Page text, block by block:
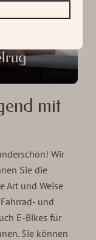
mit
Wir
Sie die
Art und Weise
und
E-Bikes für
Sie können